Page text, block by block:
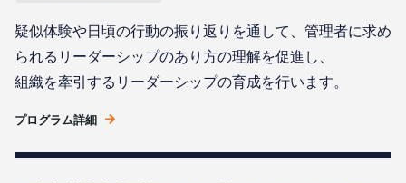
疑似体験や日頃の行動の振り返りを通して、管理者に求め
られるリーダーシップのあり方の理解を促進し、
組織を牽引するリーダーシップの育成を行います。
プログラム詳細